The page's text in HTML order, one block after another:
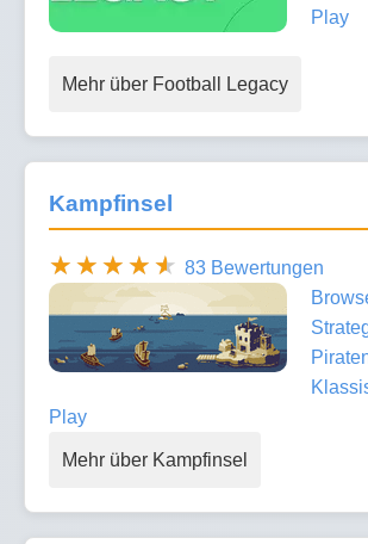
Play
Mehr über Football Legacy
Kampfinsel
83 Bewertungen
Play
Mehr über Kampfinsel